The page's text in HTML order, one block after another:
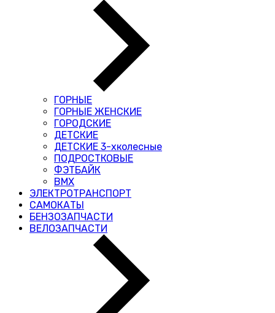
ГОРНЫЕ
ГОРНЫЕ ЖЕНСКИЕ
ГОРОДСКИЕ
ДЕТСКИЕ
ДЕТСКИЕ 3-хколесные
ПОДРОСТКОВЫЕ
ФЭТБАЙК
BMX
ЭЛЕКТРОТРАНСПОРТ
САМОКАТЫ
БЕНЗОЗАПЧАСТИ
ВЕЛОЗАПЧАСТИ